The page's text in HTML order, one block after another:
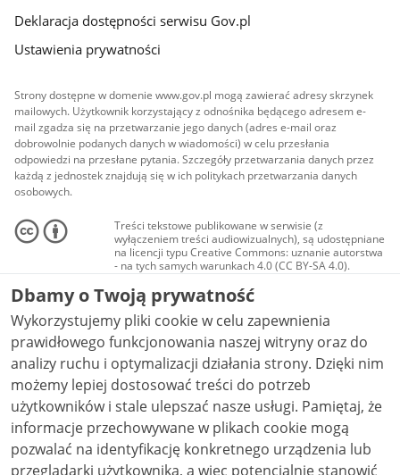
Deklaracja dostępności serwisu Gov.pl
Ustawienia prywatności
Strony dostępne w domenie www.gov.pl mogą zawierać adresy skrzynek
mailowych. Użytkownik korzystający z odnośnika będącego adresem e-
mail zgadza się na przetwarzanie jego danych (adres e-mail oraz
dobrowolnie podanych danych w wiadomości) w celu przesłania
odpowiedzi na przesłane pytania. Szczegóły przetwarzania danych przez
każdą z jednostek znajdują się w ich politykach przetwarzania danych
osobowych.
Treści tekstowe publikowane w serwisie (z
wyłączeniem treści audiowizualnych), są udostępniane
na licencji typu Creative Commons: uznanie autorstwa
- na tych samych warunkach 4.0 (CC BY-SA 4.0).
Materiały audiowizualne, w tym zdjęcia, materiały
audio i wideo, są udostępniane na licencji typu
Creative Commons: uznanie autorstwa użycie
niekomercyjne - bez utworów zależnych 4.0 (CC BY-
NC-ND 4.0), o ile nie jest to stwierdzone inaczej.
Dbamy o Twoją prywatność
Wykorzystujemy pliki cookie w celu zapewnienia
prawidłowego funkcjonowania naszej witryny oraz do
analizy ruchu i optymalizacji działania strony. Dzięki nim
możemy lepiej dostosować treści do potrzeb
użytkowników i stale ulepszać nasze usługi. Pamiętaj, że
informacje przechowywane w plikach cookie mogą
pozwalać na identyfikację konkretnego urządzenia lub
przeglądarki użytkownika, a więc potencjalnie stanowić